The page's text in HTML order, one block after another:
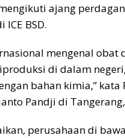
ajang
BSD.
mengenal
di dalam
bahan kimia,” kata
Pandji di
perusahaan di